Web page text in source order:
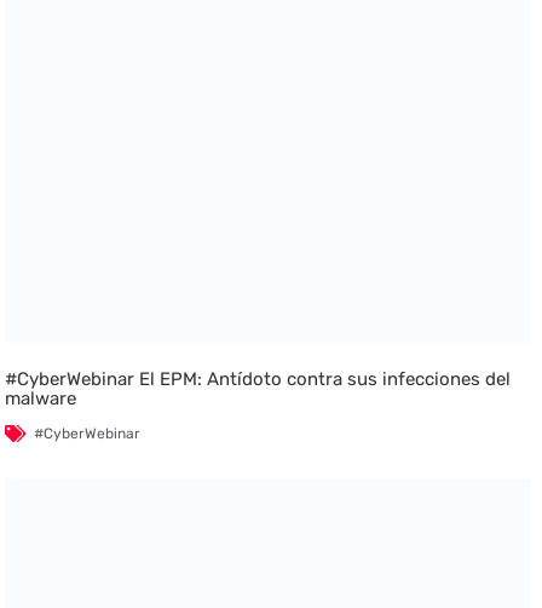
#CyberWebinar El EPM: Antídoto contra sus infecciones del
malware
#CyberWebinar